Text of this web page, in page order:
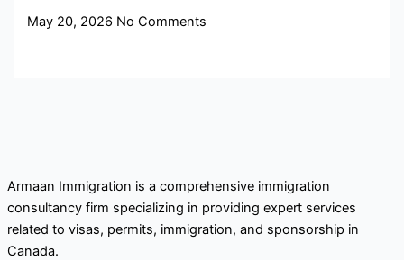
May 20, 2026 No Comments
Armaan Immigration is a comprehensive immigration
consultancy firm specializing in providing expert services
related to visas, permits, immigration, and sponsorship in
Canada.